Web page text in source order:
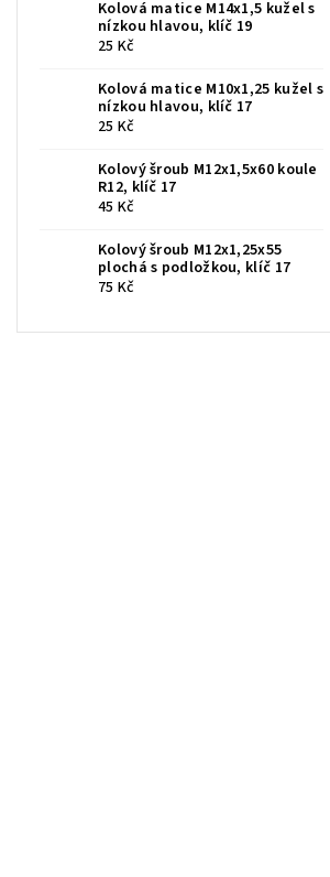
Kolová matice M14x1,5 kužel s
nízkou hlavou, klíč 19
25 Kč
Kolová matice M10x1,25 kužel s
nízkou hlavou, klíč 17
25 Kč
Kolový šroub M12x1,5x60 koule
R12, klíč 17
45 Kč
Kolový šroub M12x1,25x55
plochá s podložkou, klíč 17
75 Kč